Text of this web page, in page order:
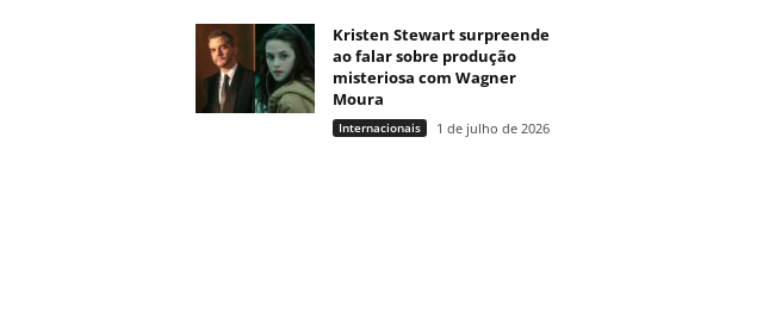
Kristen Stewart surpreende
ao falar sobre produção
misteriosa com Wagner
Moura
Internacionais 1 de julho de 2026